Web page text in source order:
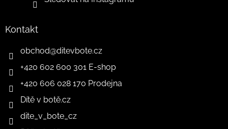
Kontakt
obchod@ditevbote.cz
+420 602 600 301 E-shop
+420 606 028 170 Prodejna
Dítě v botě.cz
dite_v_bote_cz